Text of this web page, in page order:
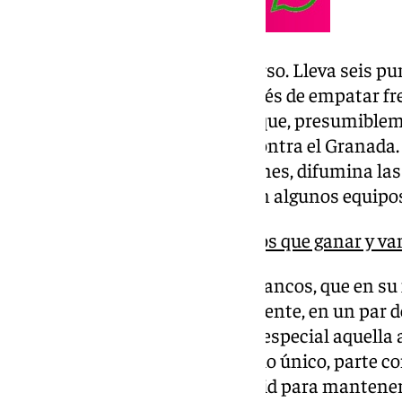
El Roda ha empezado mal el curso. Lleva seis
los puestos del descenso, después de empatar
categoría. Lo hizo con un once que,
presente en busca de la gesta contra el
cometido, motor que, en ocasiones, difumina
los universos en los que habitan algunos
Pacheta: «Nosotros tenemos que ganar y
También saben de ello los rojiblancos, que en
más de una sorpresa recientemente, en un par
concluyeron de forma cruel, en especial
las postrimerías. En esta, a duelo único, parte
el entusiasmo del pequeño David para